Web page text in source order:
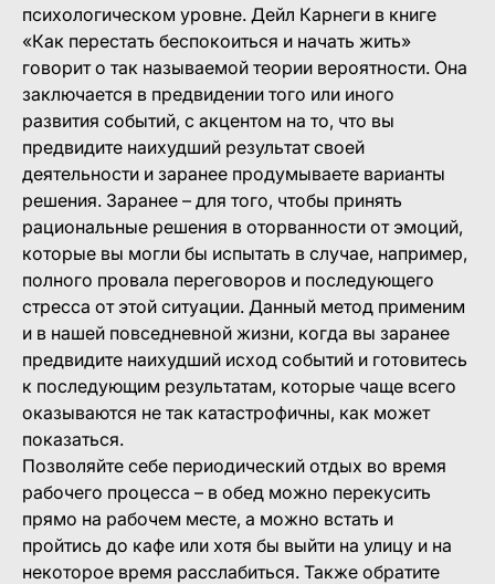
психологическом уровне. Дейл Карнеги в книге
«Как перестать беспокоиться и начать жить»
говорит о так называемой теории вероятности. Она
заключается в предвидении того или иного
развития событий, с акцентом на то, что вы
предвидите наихудший результат своей
деятельности и заранее продумываете варианты
решения. Заранее – для того, чтобы принять
рациональные решения в оторванности от эмоций,
которые вы могли бы испытать в случае, например,
полного провала переговоров и последующего
стресса от этой ситуации. Данный метод применим
и в нашей повседневной жизни, когда вы заранее
предвидите наихудший исход событий и готовитесь
к последующим результатам, которые чаще всего
оказываются не так катастрофичны, как может
показаться.
Позволяйте себе периодический отдых во время
рабочего процесса – в обед можно перекусить
прямо на рабочем месте, а можно встать и
пройтись до кафе или хотя бы выйти на улицу и на
некоторое время расслабиться. Также обратите